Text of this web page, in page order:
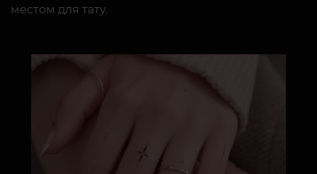
местом для тату.